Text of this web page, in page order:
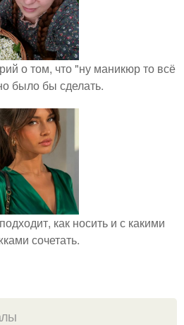
о том, что "ну маникюр то всё
было бы сделать.
как носить и с какими
сочетать.